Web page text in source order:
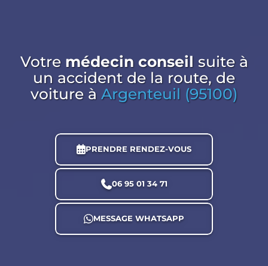
Votre médecin conseil suite à
un accident de la route, de
voitureà Argenteuil (95100)
PRENDRE RENDEZ-VOUS
06 95 01 34 71
MESSAGE WHATSAPP